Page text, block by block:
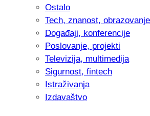
Ostalo
Tech, znanost, obrazovanje
Događaji, konferencije
Poslovanje, projekti
Televizija, multimedija
Sigurnost, fintech
Istraživanja
Izdavaštvo